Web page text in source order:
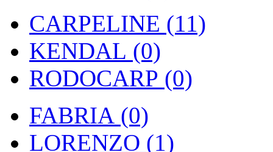
CARPELINE (11)
KENDAL (0)
RODOCARP (0)
FABRIA (0)
LORENZO (1)